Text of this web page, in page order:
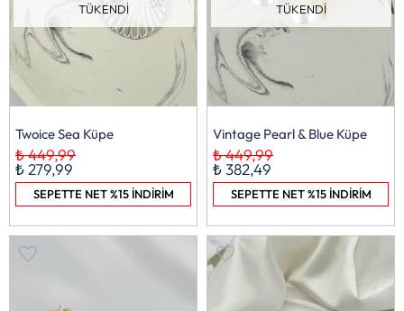
TÜKENDI
Twoice Sea Küpe
₺ 279,99
₺ 449,99
SEPETTE NET %15 İNDİRİM
TÜKENDI
Vintage Pearl & Blue Küpe
₺ 382,49
₺ 449,99
SEPETTE NET %15 İNDİRİM